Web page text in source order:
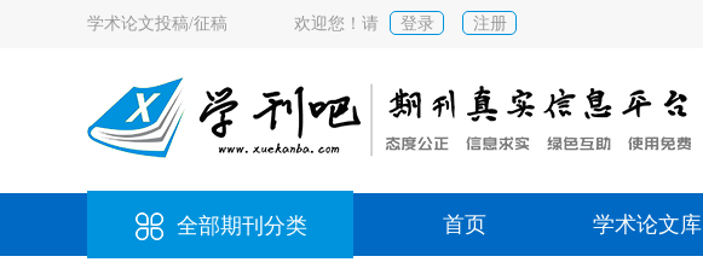
学术论文投稿/征稿 欢迎您！请 登录 注册
全部期刊分类 首页 学术论文库